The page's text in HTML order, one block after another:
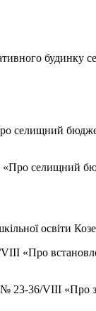
будинку
селищний
селищний
освіти
«Про
№ 23-36/VIII